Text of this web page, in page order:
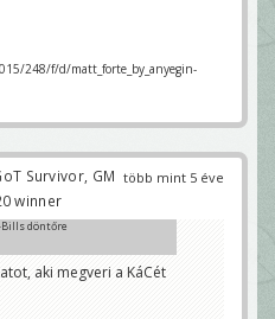
248/f/d/matt_forte_by_anyegin-
több mint 5 éve
Survivor, GM
winner
Bills döntőre
aki megveri a KáCét